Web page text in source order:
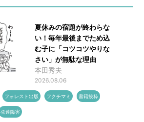
夏休みの宿題が終わらな
い！毎年最後までため込
む子に「コツコツやりな
さい」が無駄な理由
本田秀夫
2026.08.06
フォレスト出版 フクチマミ 書籍抜粋
発達障害